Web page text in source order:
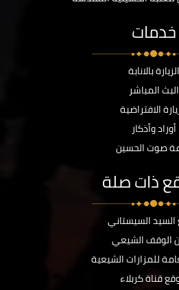
خدمات
الزيارة بالانابة
البث المباشر
الافتراضية
أوراد وأذكار
صوت الحسين
ذات صلة
السيستاني
الوقف الشيعي
للمزارات الشيعية
قناة كربلاء